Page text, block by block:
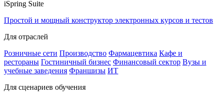
iSpring Suite
Простой и мощный конструктор электронных курсов и тестов
Для отраслей
Розничные сети Производство Фармацевтика Кафе и
рестораны Гостиничный бизнес Финансовый сектор Вузы и
учебные заведения Франшизы ИТ
Для сценариев обучения